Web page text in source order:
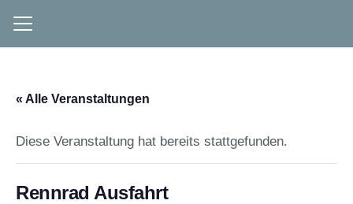
« Alle Veranstaltungen
Diese Veranstaltung hat bereits stattgefunden.
Rennrad Ausfahrt